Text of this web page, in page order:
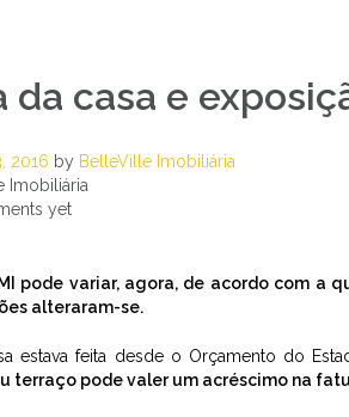
da casa e
2016 by BelleVille Imobiliária
Imobiliária
yet
pode variar, agora, de acordo com a
alteraram-se.
estava feita desde o Orçamento do
terraço pode valer um acréscimo na